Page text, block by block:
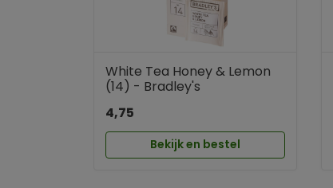
White Tea Honey & Lemon
(14) - Bradley's
4,75
Bekijk en bestel